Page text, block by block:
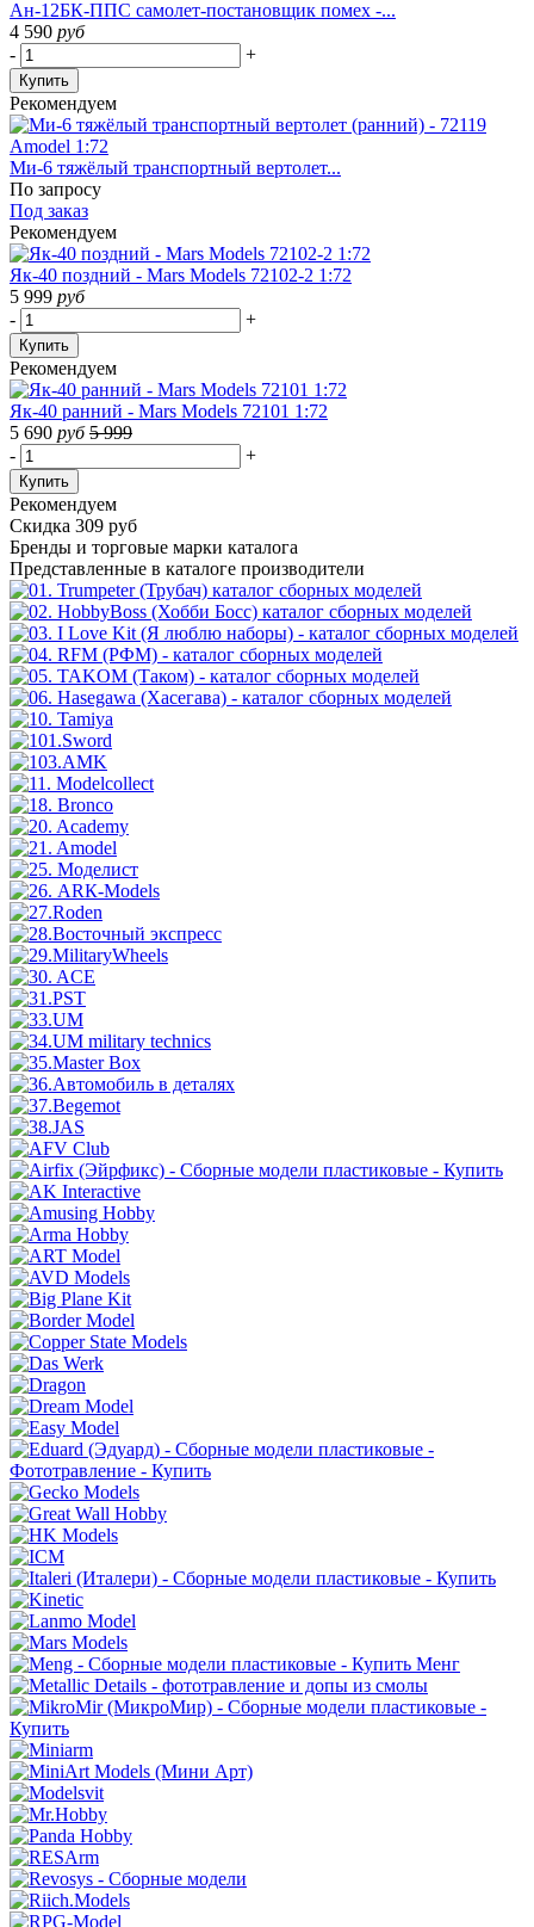
Ан-12БК-ППС самолет-постановщик помех -...
4 590 руб
-
+
Купить
Рекомендуем
Ми-6 тяжёлый транспортный вертолет...
По запросу
Под заказ
Рекомендуем
Як-40 поздний - Mars Models 72102-2 1:72
5 999 руб
-
+
Купить
Рекомендуем
Як-40 ранний - Mars Models 72101 1:72
5 690 руб 5 999
-
+
Купить
Рекомендуем
Скидка 309 руб
Бренды и торговые марки каталога
Представленные в каталоге производители